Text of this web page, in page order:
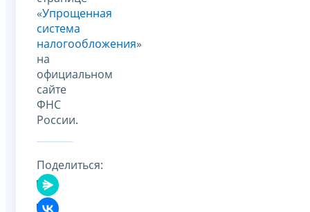
«Упрощенная
система
налогообложения»
на
официальном
сайте
ФНС
России.
Поделиться: